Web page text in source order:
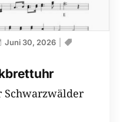
Juni 30, 2026